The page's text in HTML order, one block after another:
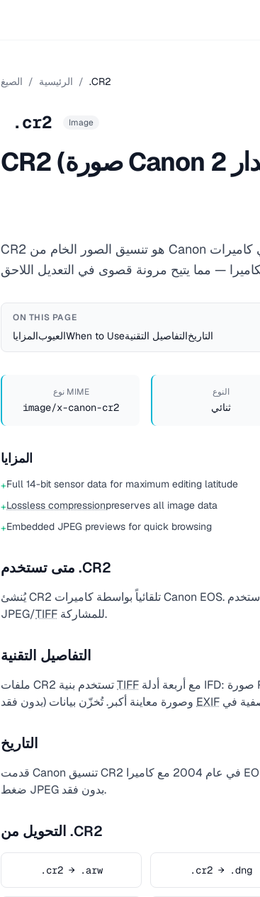
الرئيسية / الصيغ / .CR2
.cr2 Image
CR2 هو تنسيق الصور الخام من Canon المستخدم في كاميرات EOS DSLR. يلتقط البيانات الكاملة غير المعالجة
ON THIS PAGE
المزاياالعيوبWhen to Useالتفاصيل التقنيةالتاريخ
نوع MIME
image/x-canon-cr2
النوع
ثنائي
المزايا
+Full 14-bit sensor data for maximum editing latitude
+Lossless compressionpreserves all image data
+Embedded JPEG previews for quick browsing
متى تستخدم .CR2
يُنشئ CR2 تلقائياً بواسطة كاميرات Canon EOS. استخدم Adobe Camera Raw أو Lightroom أو DxO للمعالجة، ثم صدّر إلى
JPEG/TIFF للمشاركة.
التفاصيل التقنية
TIFF
EXIF
التاريخ
ضغط JPEG بدون فقد.
التحويل من .CR2
.cr2 → .arw .cr2 → .dng